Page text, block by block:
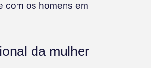
com os homens em
da mulher